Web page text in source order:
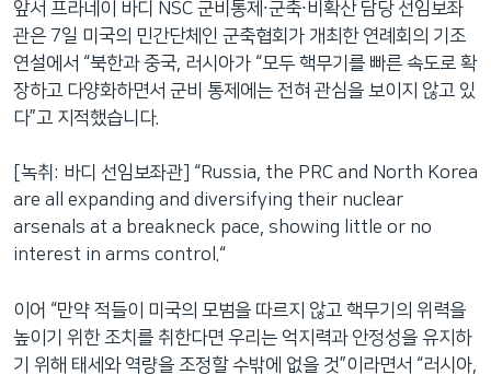
앞서 프라네이 바디 NSC 군비통제∙군축∙비확산 담당 선임보좌
관은 7일 미국의 민간단체인 군축협회가 개최한 연례회의 기조
연설에서 “북한과 중국, 러시아가 “모두 핵무기를 빠른 속도로 확
장하고 다양화하면서 군비 통제에는 전혀 관심을 보이지 않고 있
다”고 지적했습니다.
[녹취: 바디 선임보좌관] “Russia, the PRC and North Korea
are all expanding and diversifying their nuclear
arsenals at a breakneck pace, showing little or no
interest in arms control.“
이어 “만약 적들이 미국의 모범을 따르지 않고 핵무기의 위력을
높이기 위한 조치를 취한다면 우리는 억지력과 안정성을 유지하
기 위해 태세와 역량을 조정할 수밖에 없을 것”이라면서 “러시아,